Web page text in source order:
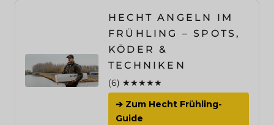
HECHT ANGELN IM
FRÜHLING – SPOTS,
KÖDER &
TECHNIKEN
(6) ★★★★★
➔ Zum Hecht Frühling-
Guide